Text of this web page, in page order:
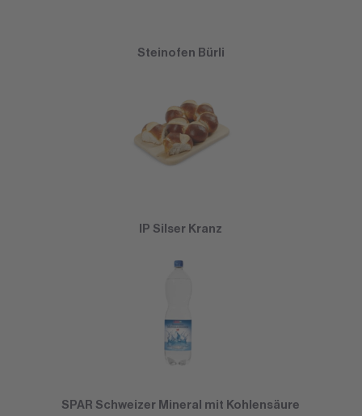
Steinofen Bürli
IP Silser Kranz
SPAR Schweizer Mineral mit Kohlensäure